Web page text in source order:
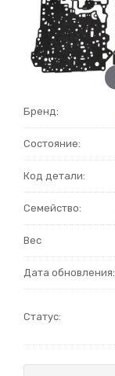
Бренд:
Состояние:
Код детали:
Семейство:
Вес
Дата обновления:
Статус: